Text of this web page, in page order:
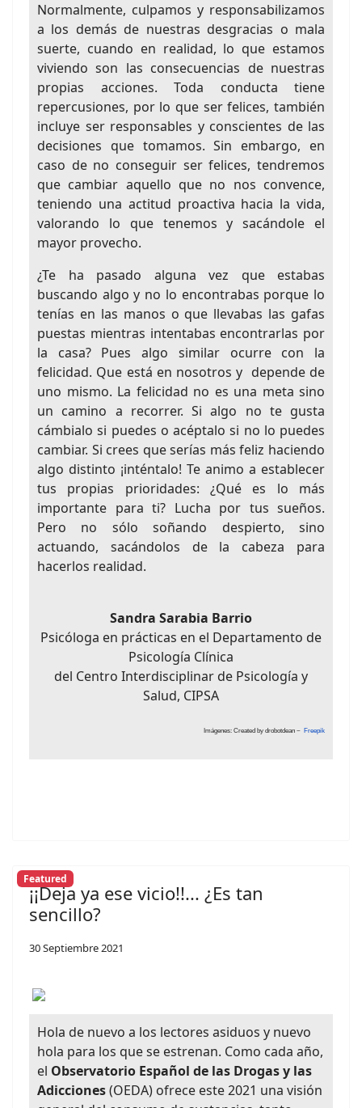
Normalmente, culpamos y responsabilizamos
a los demás de nuestras desgracias o mala
suerte, cuando en realidad, lo que estamos
viviendo son las consecuencias de nuestras
propias acciones. Toda conducta tiene
repercusiones, por lo que ser felices, también
incluye ser responsables y conscientes de las
decisiones que tomamos. Sin embargo, en
caso de no conseguir ser felices, tendremos
que cambiar aquello que no nos convence,
teniendo una actitud proactiva hacia la vida,
valorando lo que tenemos y sacándole el
mayor provecho.
¿Te ha pasado alguna vez que estabas
buscando algo y no lo encontrabas porque lo
tenías en las manos o que llevabas las gafas
puestas mientras intentabas encontrarlas por
la casa? Pues algo similar ocurre con la
felicidad. Que está en nosotros y depende de
uno mismo. La felicidad no es una meta sino
un camino a recorrer. Si algo no te gusta
cámbialo si puedes o acéptalo si no lo puedes
cambiar. Si crees que serías más feliz haciendo
algo distinto ¡inténtalo! Te animo a establecer
tus propias prioridades: ¿Qué es lo más
importante para ti? Lucha por tus sueños.
Pero no sólo soñando despierto, sino
actuando, sacándolos de la cabeza para
hacerlos realidad.
Sandra Sarabia Barrio
Psicóloga en prácticas en el Departamento de
Psicología Clínica
del Centro Interdisciplinar de Psicología y
Salud, CIPSA
Imágenes: Created by drobotdean ~ Freepik
Featured
¡¡Deja ya ese vicio!!... ¿Es tan
sencillo?
30 Septiembre 2021
Hola de nuevo a los lectores asiduos y nuevo
hola para los que se estrenan. Como cada año,
el Observatorio Español de las Drogas y las
Adicciones(OEDA) ofrece este 2021 una visión